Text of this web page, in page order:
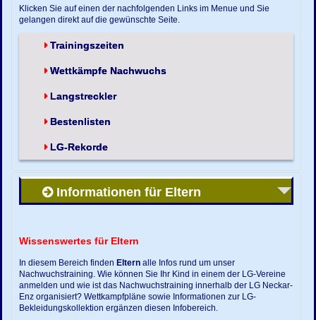
Klicken Sie auf einen der nachfolgenden Links im Menue und Sie
gelangen direkt auf die gewünschte Seite.
Trainingszeiten
Wettkämpfe Nachwuchs
Langstreckler
Bestenlisten
LG-Rekorde
Informationen für Eltern
Wissenswertes für Eltern
In diesem Bereich finden Eltern alle Infos rund um unser
Nachwuchstraining. Wie können Sie Ihr Kind in einem der LG-Vereine
anmelden und wie ist das Nachwuchstraining innerhalb der LG Neckar-
Enz organisiert? Wettkampfpläne sowie Informationen zur LG-
Bekleidungskollektion ergänzen diesen Infobereich.